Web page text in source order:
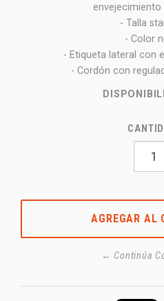
envejecimiento
- Talla
- Color
- Etiqueta lateral con
- Cordón con
AGREGAR AL
← Continúa